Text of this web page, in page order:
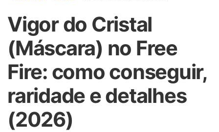
Vigor do Cristal
(Máscara) no Free
Fire: como conseguir,
raridade e detalhes
(2026)